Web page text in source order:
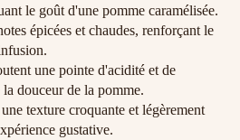
le goût d'une pomme caramélisée.
épicées et chaudes, renforçant le
une pointe d'acidité et de
douceur de la pomme.
texture croquante et légèrement
gustative.